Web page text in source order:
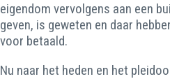
eigendom vervolgens aan een
geven, is geweten en daar
voor betaald.
Nu naar het heden en het